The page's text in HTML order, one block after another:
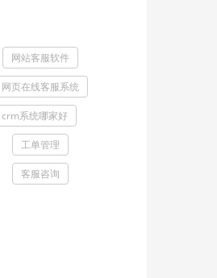
网站客服软件
网页在线客服系统
crm系统哪家好
工单管理
客服咨询